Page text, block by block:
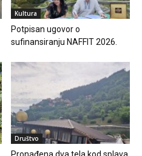
Kultura
Potpisan ugovor o
sufinansiranju NAFFIT 2026.
Društvo